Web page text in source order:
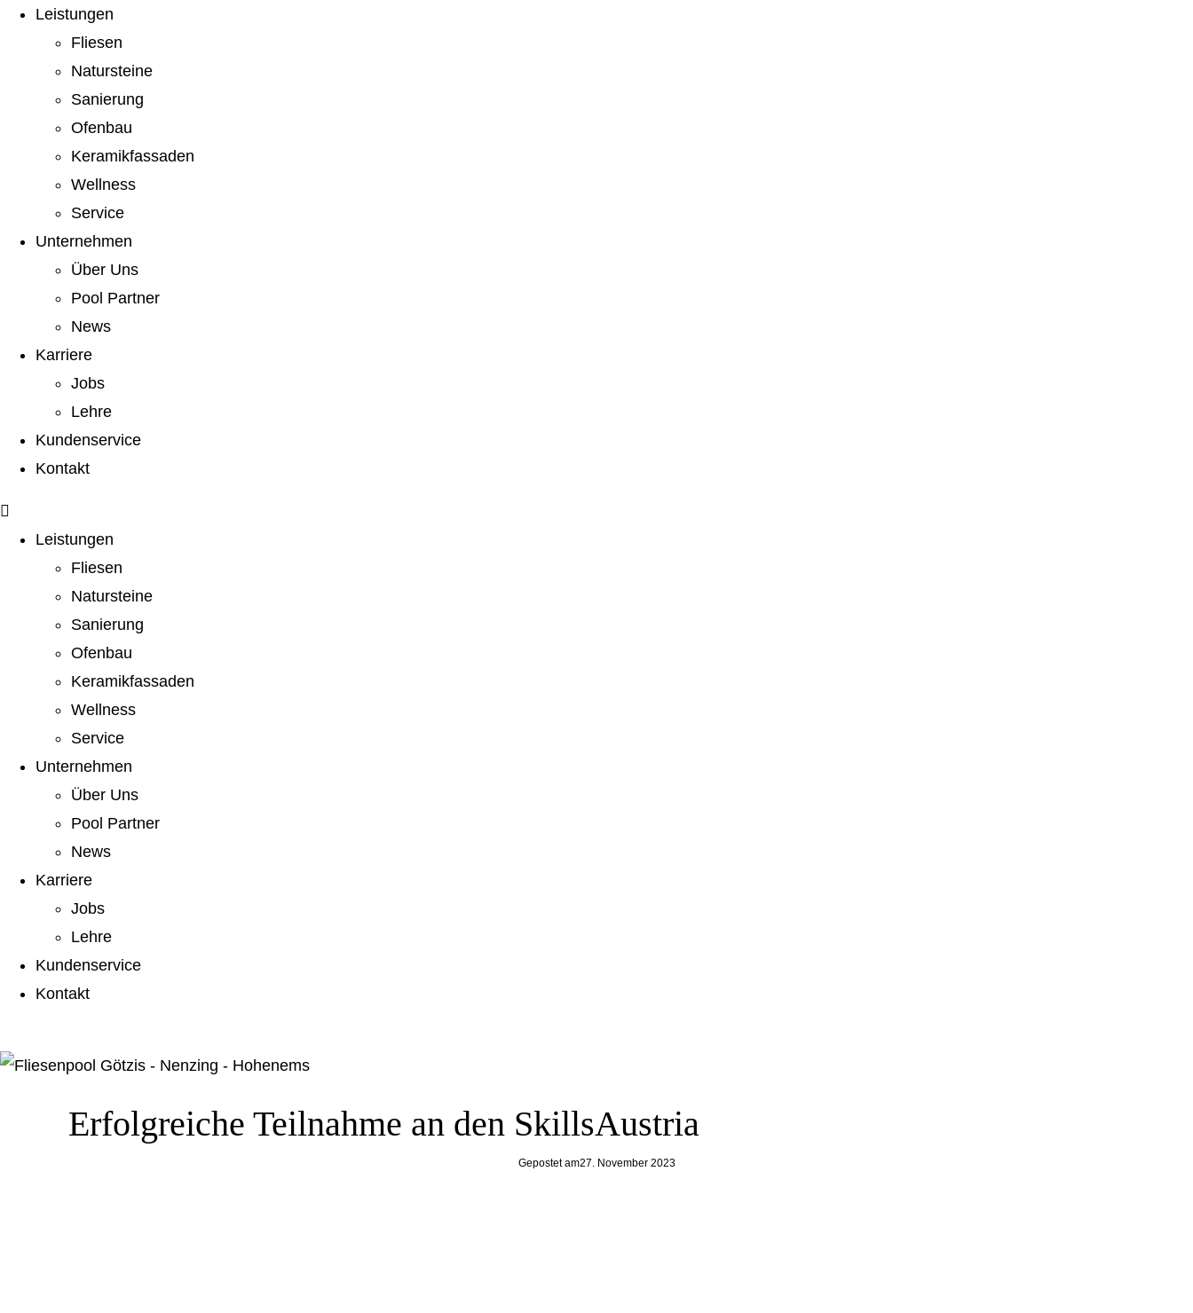
Leistungen
Fliesen
Natursteine
Sanierung
Ofenbau
Keramikfassaden
Wellness
Service
Unternehmen
Über Uns
Pool Partner
News
Karriere
Jobs
Lehre
Kundenservice
Kontakt
Leistungen
Fliesen
Natursteine
Sanierung
Ofenbau
Keramikfassaden
Wellness
Service
Unternehmen
Über Uns
Pool Partner
News
Karriere
Jobs
Lehre
Kundenservice
Kontakt
Erfolgreiche Teilnahme an den SkillsAustria
Gepostet am27. November 2023